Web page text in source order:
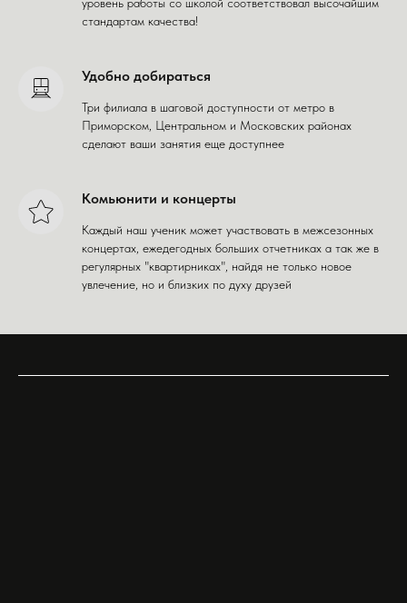
уровень работы со школой соответствовал высочайшим
стандартам качества!
Удобно добираться
Три филиала в шаговой доступности от метро в
Приморском, Центральном и Московских районах
сделают ваши занятия еще доступнее
Комьюнити и концерты
Каждый наш ученик может участвовать в межсезонных
концертах, ежедегодных больших отчетниках а так же в
регулярных "квартирниках", найдя не только новое
увлечение, но и близких по духу друзей